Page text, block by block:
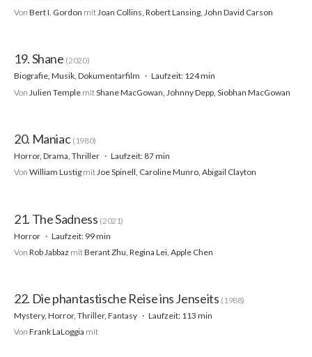
Von Bert I. Gordon mitJoan Collins, Robert Lansing, John David Carson
19. Shane (2020)
Biografie, Musik, Dokumentarfilm
Laufzeit: 124 min
Von Julien Temple mitShane MacGowan, Johnny Depp, Siobhan MacGowan
20. Maniac (1980)
Horror, Drama, Thriller
Laufzeit: 87 min
Von William Lustig mitJoe Spinell, Caroline Munro, Abigail Clayton
21. The Sadness (2021)
Horror
Laufzeit: 99 min
Von Rob Jabbaz mitBerant Zhu, Regina Lei, Apple Chen
22. Die phantastische Reise ins Jenseits (1988)
Mystery, Horror, Thriller, Fantasy
Laufzeit: 113 min
Von Frank LaLoggia mit